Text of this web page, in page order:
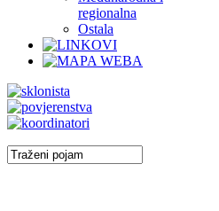
regionalna
Ostala